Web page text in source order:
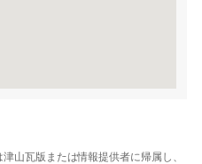
山瓦版または情報提供者に帰属し、